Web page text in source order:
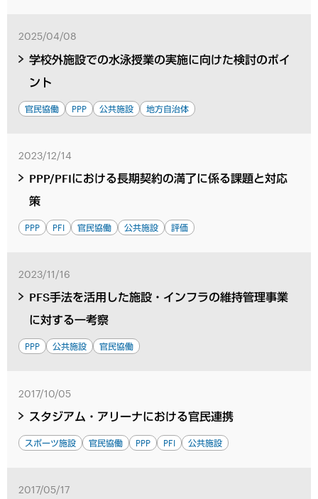
2025/04/08
学校外施設での水泳授業の実施に向けた検討のポイ
ント
官民協働 PPP 公共施設 地方自治体
2023/12/14
PPP/PFIにおける長期契約の満了に係る課題と対応
策
PPP PFI 官民協働 公共施設 評価
2023/11/16
PFS手法を活用した施設・インフラの維持管理事業
に対する一考察
PPP 公共施設 官民協働
2017/10/05
スタジアム・アリーナにおける官民連携
スポーツ施設 官民協働 PPP PFI 公共施設
2017/05/17